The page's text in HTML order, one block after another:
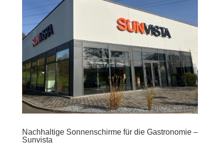
Nachhaltige Sonnenschirme für die Gastronomie –
Sunvista